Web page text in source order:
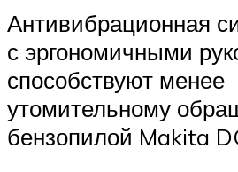
Антивибрационная
с эргономичными
способствуют менее
утомительному
бензопилой Makita